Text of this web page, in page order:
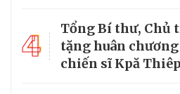
4
Tổng Bí thư, Chủ
tặng huân
chiến sĩ Kpă Thiêp